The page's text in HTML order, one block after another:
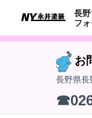
テ
長
フ
お
長野県長